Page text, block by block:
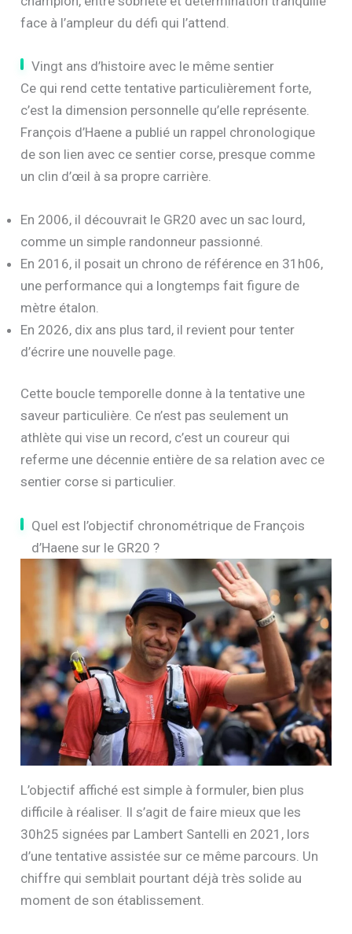
face à l’ampleur du défi qui l’attend.
Vingt ans d’histoire avec le même sentier
Ce qui rend cette tentative particulièrement forte,
c’est la dimension personnelle qu’elle représente.
François d’Haene a publié un rappel chronologique
de son lien avec ce sentier corse, presque comme
un clin d’œil à sa propre carrière.
En 2006, il découvrait le GR20 avec un sac lourd,
comme un simple randonneur passionné.
En 2016, il posait un chrono de référence en 31h06,
une performance qui a longtemps fait figure de
mètre étalon.
En 2026, dix ans plus tard, il revient pour tenter
d’écrire une nouvelle page.
Cette boucle temporelle donne à la tentative une
saveur particulière. Ce n’est pas seulement un
athlète qui vise un record, c’est un coureur qui
referme une décennie entière de sa relation avec ce
sentier corse si particulier.
Quel est l’objectif chronométrique de François
d’Haene sur le GR20 ?
L’objectif affiché est simple à formuler, bien plus
difficile à réaliser. Il s’agit de faire mieux que les
30h25 signées par Lambert Santelli en 2021, lors
d’une tentative assistée sur ce même parcours. Un
chiffre qui semblait pourtant déjà très solide au
moment de son établissement.